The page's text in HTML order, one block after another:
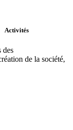
Activités
des
de la société,